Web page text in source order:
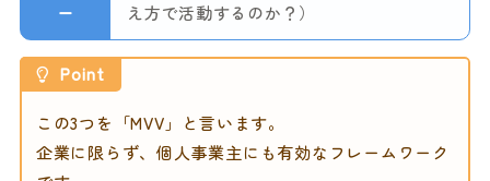
ー
え方で活動するのか？）
Point
この3つを「MVV」と言います。
企業に限らず、個人事業主にも有効なフレームワーク